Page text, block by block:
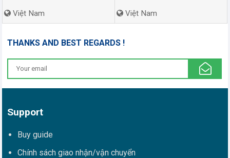
Việt Nam Việt Nam
THANKS AND BEST REGARDS !
Support
Buy guide
Chính sách giao nhận/vận chuyển